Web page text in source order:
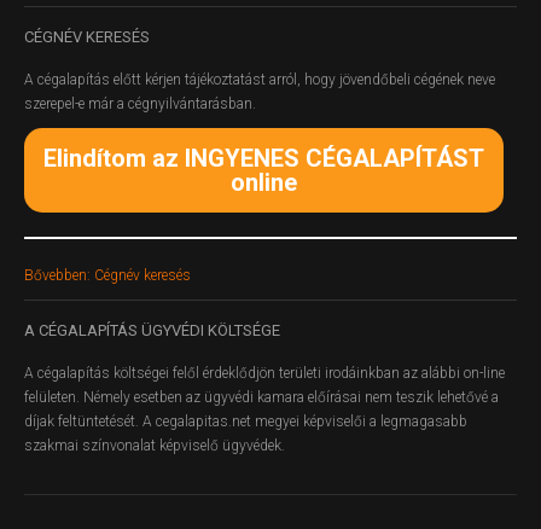
CÉGNÉV KERESÉS
A cégalapítás előtt kérjen tájékoztatást arról, hogy jövendőbeli cégének neve
szerepel-e már a cégnyilvántarásban.
Elindítom az INGYENES CÉGALAPÍTÁST
online
Bővebben: Cégnév keresés
A CÉGALAPÍTÁS ÜGYVÉDI KÖLTSÉGE
A cégalapítás költségei felől érdeklődjön területi irodáinkban az alábbi on-line
felületen. Némely esetben az ügyvédi kamara előírásai nem teszik lehetővé a
díjak feltüntetését. A cegalapitas.net megyei képviselői a legmagasabb
szakmai színvonalat képviselő ügyvédek.